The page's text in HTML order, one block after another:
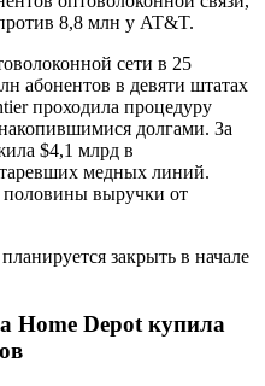
8,8 млн у AT&T.
сети в 25
абонентов в девяти штатах
проходила процедуру
долгами. За
$4,1 млрд в
медных линий.
половины выручки от
закрыть в начале
Home Depot купила